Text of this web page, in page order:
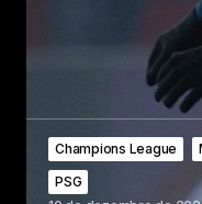
Champions League
PSG